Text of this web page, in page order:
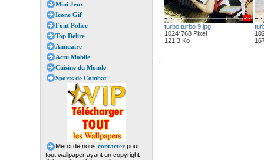
Mini Jeux
Icone Gif
Font Police
Top Delire
Annuaire
Actu Mobile
Cuisine du Monde
Sports de Combat
Merci de nous contacterpour
tout wallpaper ayant un copyright
turbo turbo 9 jpg
1024*768 Pixel
121.3 Ko